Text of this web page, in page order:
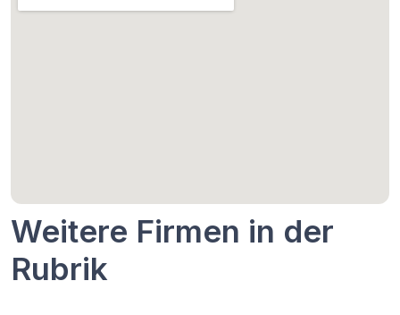
Weitere Firmen in der
Rubrik